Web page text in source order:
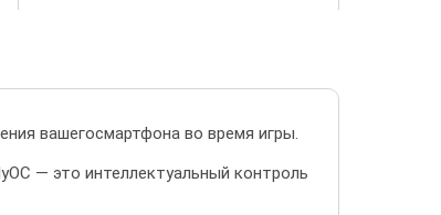
вашегосмартфона во время игры.
— это интеллектуальный контроль